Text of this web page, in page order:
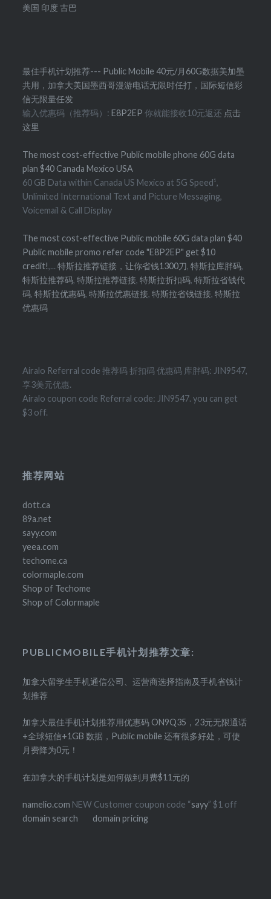
美国 印度 古巴
最佳手机计划推荐--- Public Mobile 40元/月60G数据美加墨
共用，加拿大美国墨西哥漫游电话无限时任打，国际短信彩
信无限量任发
输入优惠码（推荐码）:E8P2EP你就能接收10元返还 点击
这里
The most cost-effective Public mobile phone 60G data
plan $40 Canada Mexico USA
60 GB Data within Canada US Mexico at 5G Speed¹,
Unlimited International Text and Picture Messaging,
Voicemail & Call Display
The most cost-effective Public mobile 60G data plan $40
Public mobile promo refer code "E8P2EP" get $10
credit!,...特斯拉推荐链接，让你省钱1300刀,特斯拉库胖码,
特斯拉推荐码,特斯拉推荐链接,特斯拉折扣码,特斯拉省钱代
码,特斯拉优惠码,特斯拉优惠链接, 特斯拉省钱链接,特斯拉
优惠码
Airalo Referral code 推荐码 折扣码 优惠码 库胖码: JIN9547,
享3美元优惠.
Airalo coupon code Referral code: JIN9547. you can get
$3 off.
推荐网站
dott.ca
89a.net
sayy.com
yeea.com
techome.ca
colormaple.com
Shop of Techome
Shop of Colormaple
PUBLICMOBILE手机计划推荐文章:
加拿大留学生手机通信公司、运营商选择指南及手机省钱计
划推荐
加拿大最佳手机计划推荐用优惠码 ON9Q35，23元无限通话
+全球短信+1GB 数据，Public mobile 还有很多好处，可使
月费降为0元！
在加拿大的手机计划是如何做到月费$11元的
namelio.com NEW Customer coupon code “sayy” $1 off
domain search
domain pricing